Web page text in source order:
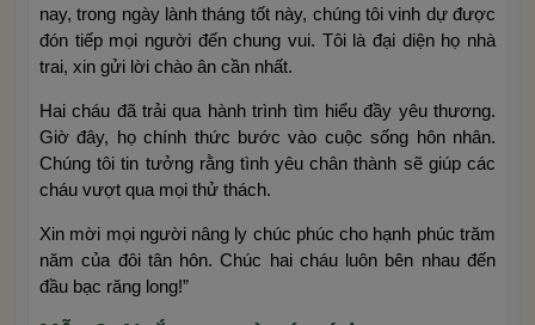
nay, trong ngày lành tháng tốt này, chúng tôi vinh dự được
đón tiếp mọi người đến chung vui. Tôi là đại diện họ nhà
trai, xin gửi lời chào ân cần nhất.
Hai cháu đã trải qua hành trình tìm hiểu đầy yêu thương.
Giờ đây, họ chính thức bước vào cuộc sống hôn nhân.
Chúng tôi tin tưởng rằng tình yêu chân thành sẽ giúp các
cháu vượt qua mọi thử thách.
Xin mời mọi người nâng ly chúc phúc cho hạnh phúc trăm
năm của đôi tân hôn. Chúc hai cháu luôn bên nhau đến
đầu bạc răng long!”